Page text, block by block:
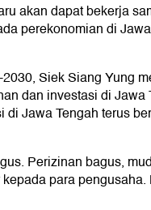
akan dapat bekerja
perekonomian di
Siek Siang Yung
dan investasi di Jawa
Jawa Tengah terus
Perizinan bagus,
para